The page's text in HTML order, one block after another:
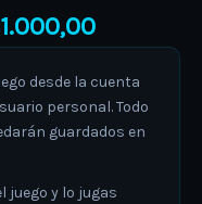
desde la cuenta
personal. Todo
guardados en
juego y lo jugas